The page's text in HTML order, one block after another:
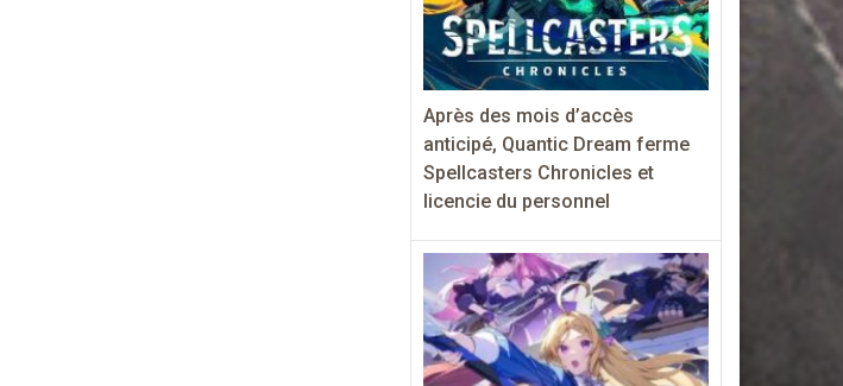
Après des mois d’accès
anticipé, Quantic Dream ferme
Spellcasters Chronicles et
licencie du personnel